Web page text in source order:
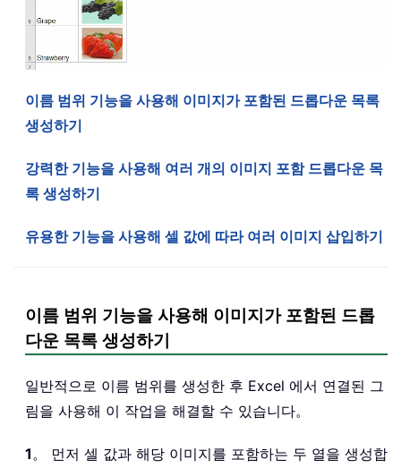
이름 범위 기능을 사용해 이미지가 포함된 드롭다운 목록
생성하기
강력한 기능을 사용해 여러 개의 이미지 포함 드롭다운 목
록 생성하기
유용한 기능을 사용해 셀 값에 따라 여러 이미지 삽입하기
이름 범위 기능을 사용해 이미지가 포함된 드롭
다운 목록 생성하기
일반적으로 이름 범위를 생성한 후 Excel 에서 연결된 그
림을 사용해 이 작업을 해결할 수 있습니다。
1 。 먼저 셀 값과 해당 이미지를 포함하는 두 열을 생성합